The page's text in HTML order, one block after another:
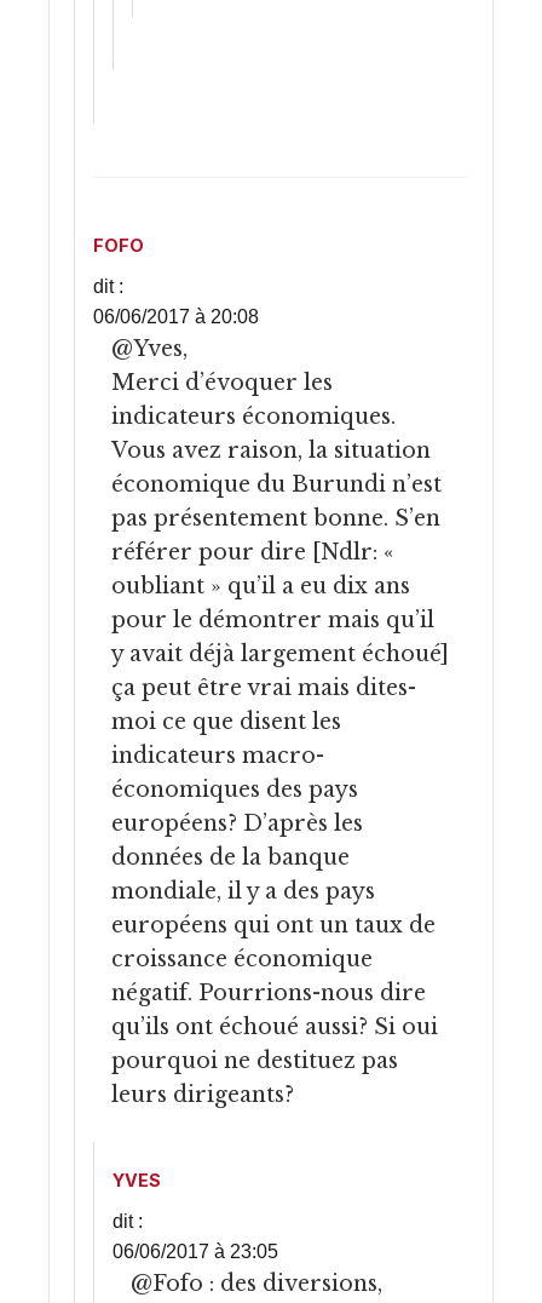
FOFO
dit :
06/06/2017 à 20:08
@Yves,
Merci d’évoquer les
indicateurs économiques.
Vous avez raison, la situation
économique du Burundi n’est
pas présentement bonne. S’en
référer pour dire [Ndlr: «
oubliant » qu’il a eu dix ans
pour le démontrer mais qu’il
y avait déjà largement échoué]
ça peut être vrai mais dites-
moi ce que disent les
indicateurs macro-
économiques des pays
européens? D’après les
données de la banque
mondiale, il y a des pays
européens qui ont un taux de
croissance économique
négatif. Pourrions-nous dire
qu’ils ont échoué aussi? Si oui
pourquoi ne destituez pas
leurs dirigeants?
YVES
dit :
06/06/2017 à 23:05
@Fofo : des diversions,